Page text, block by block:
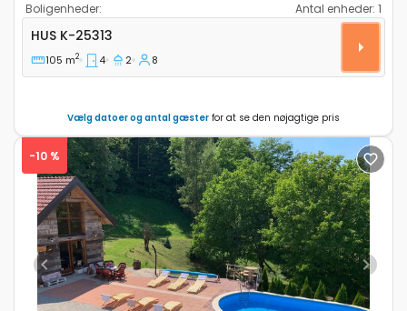
Boligenheder: Antal enheder: 1
Fire-værelses hus Ludbreg, Zagorje K-25313
HUS K-25313
105 m2 4 2 8
Vælg datoer og antal gæster for at se den nøjagtige pris
Previous Next
-10 %